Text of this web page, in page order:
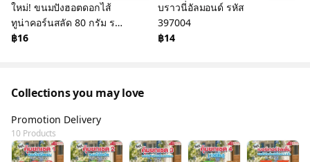
ใหม่! ขนมปังฮอตดอกไส้
ทูน่าคอร์นสลัด 80 กรัม รหัส
123733
฿16
บราวนี่อัลมอนด์ รหัส
397004
฿14
Collections you may love
Promotion Delivery
10 Products